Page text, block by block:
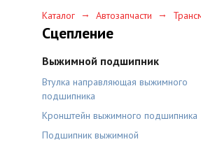
Каталог → Автозапчасти →
Сцепление
Выжимной подшипник
Втулка направляющая выжимного
подшипника
Кронштейн выжимного подшипника
Подшипник выжимной